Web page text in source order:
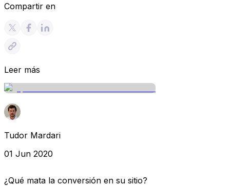
Compartir en
Leer más
Tudor Mardari
01 Jun 2020
¿Qué mata la conversión en su sitio?